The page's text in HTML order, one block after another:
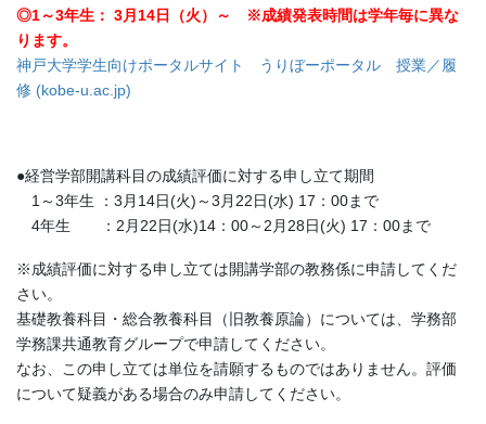
◎1～3年生： 3月14日（火）～ ※成績発表時間は学年毎に異な
ります。
神戸大学学生向けポータルサイト うりぼーポータル 授業／履
修 (kobe-u.ac.jp)
●経営学部開講科目の成績評価に対する申し立て期間
1～3年生 ：3月14日(火)～3月22日(水) 17：00まで
4年生 ：2月22日(水)14：00～2月28日(火) 17：00まで
※成績評価に対する申し立ては開講学部の教務係に申請してくだ
さい。
基礎教養科目・総合教養科目（旧教養原論）については、学務部
学務課共通教育グループで申請してください。
なお、この申し立ては単位を請願するものではありません。評価
について疑義がある場合のみ申請してください。